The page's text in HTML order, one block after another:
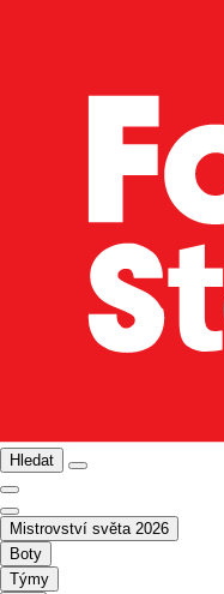
Hledat
Mistrovství světa 2026
Boty
Týmy